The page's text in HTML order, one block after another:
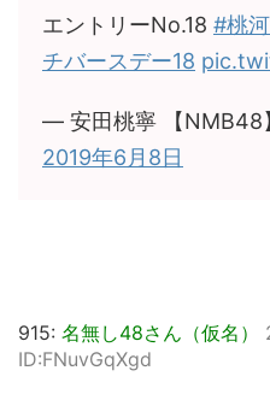
エントリーNo.18 #桃
チバースデー18
— 安田桃寧 【NMB48
2019年6月8日
915: 名無し48さん（仮名）
ID:FNuvGqXgd